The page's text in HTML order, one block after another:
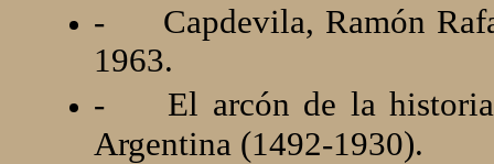
-
Capdevila, Ramón
1963.
-
El arcón de la
Argentina (1492-1930).